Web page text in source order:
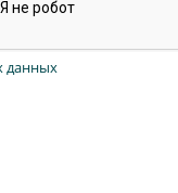
данных